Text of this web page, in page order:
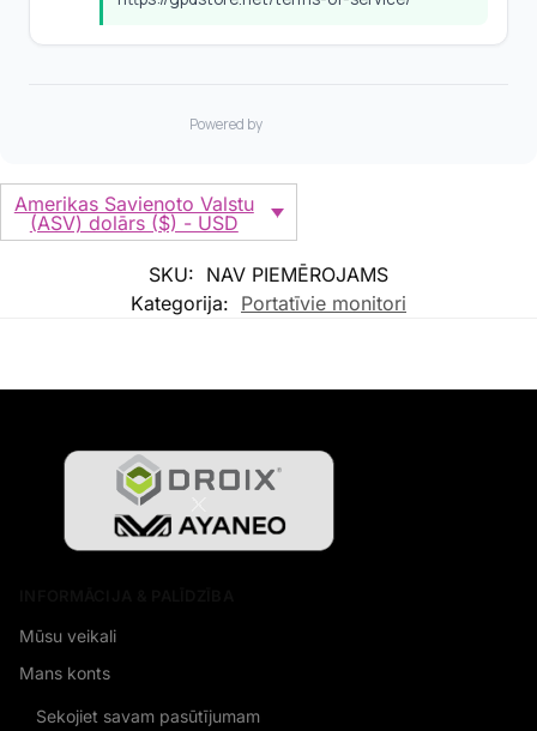
Amerikas Savienoto Valstu
(ASV) dolārs ($) - USD
SKU: NAV PIEMĒROJAMS
Kategorija: Portatīvie monitori
Mūsu veikali
Mans konts
Sekojiet savam pasūtījumam